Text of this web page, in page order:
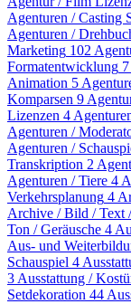
Agenturen / Casting
Agenturen /
Marketing 102
Formatentwicklung 7
Animation 5
Komparsen 9
Lizenzen 4
Agenturen /
Agenturen /
Transkription 2
Agenturen / Tiere 4
Verkehrsplanung 4
Archive / Bild / Text
Ton / Geräusche 4
Aus- und
Schauspiel 4
3 Ausstattung /
Setdekoration 44